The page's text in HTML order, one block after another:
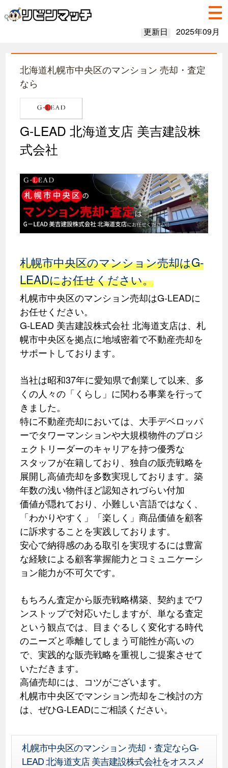
更新日 2025年09月
北海道札幌市中央区のマンション 売却・査定
なら
G-LEAD 北海道支店 美吉建設株
式会社
札幌市中央区のマンション売却はG-
LEADにお任せください。
札幌市中央区のマンション売却はG-LEADに
お任せください。
G-LEAD 美吉建設株式会社 北海道支店は、札
幌市中央区を拠点に地域密着で不動産売却を
サポートしております。
当社は昭和37年に愛知県で創業して以来、多
くの人々の「くらし」に関わる事業を行って
きました。
特に不動産売却においては、大手デベロッパ
ーでタワーマンションや大規模物件のプロジ
ェクトリーダーのキャリアを持つ優秀な
スタッフが在籍しており、独自の販売戦略を
展開し高値売却を多数実現しております。築
年数の浅い物件ほど認知されづらい付加
価値が隠れており、小難しい言語ではなく、
「わかりやすく」「楽しく」商品価値を顧客
に訴求することを実践しております。
安心で納得感のある取引を実現するには豊富
な経験による顧客掌握能力とコミュニケーシ
ョン能力が不可欠です。
もちろん査定から販売戦略構築、契約までワ
ンストップで対応いたしますが、単なる査定
という観点では、目まぐるしく変化する時代
のニーズと乖離してしまう可能性が高いの
で、実践的な販売戦略を重視しご提案させて
いただきます。
高値売却には、コツがございます。
札幌市中央区でマンション売却をご検討の方
は、ぜひG-LEADにご相談ください。
札幌市中央区のマンション 売却・査定ならG-
LEAD 北海道支店 美吉建設株式会社をオススメ